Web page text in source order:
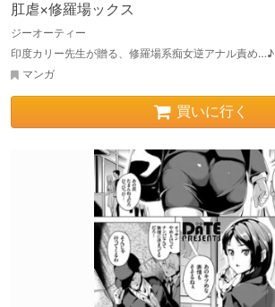
肛虐×修羅場ックス
ジーオーティー
印度カリー先生が贈る、修羅場系痴女逆アナル責め…♪
マンガ
買いに行く